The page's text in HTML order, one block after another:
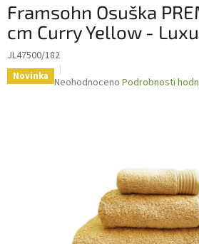
Framsohn Osuška
cm Curry Yellow -
JL47500/182
Novinka Průměrné
Neohodnoceno Podrobnosti